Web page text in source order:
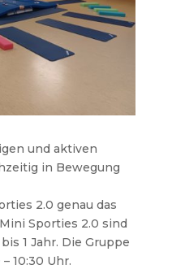
und aktiven
in Bewegung
2.0 genau das
Sporties 2.0 sind
1 Jahr. Die Gruppe
10:30 Uhr.